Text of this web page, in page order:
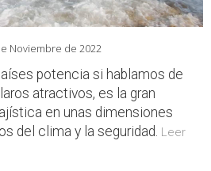
Noviembre de 2022
potencia si hablamos de
atractivos, es la gran
en unas dimensiones
del clima y la seguridad. Leer